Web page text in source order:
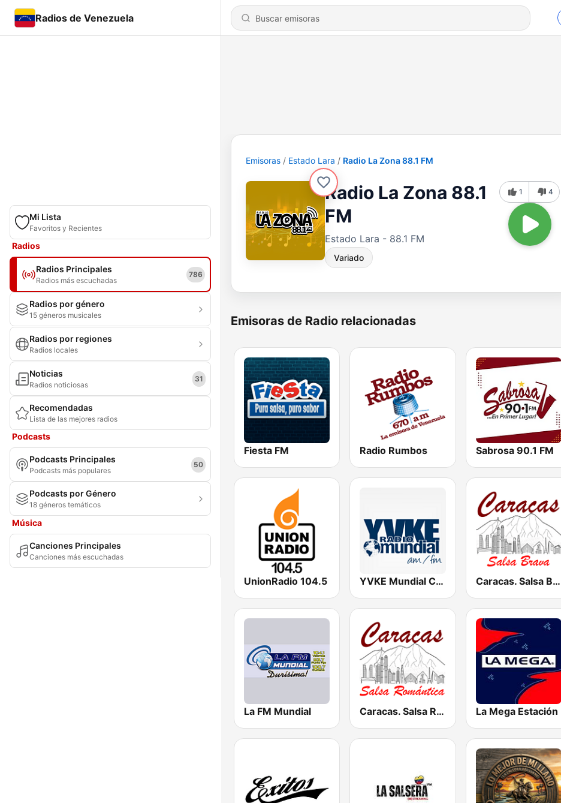
Radios de Venezuela
Mi Lista
Favoritos y Recientes
Radios
Radios Principales
Radios más escuchadas
786
Radios por género
15 géneros musicales
Radios por regiones
Radios locales
Noticias
Radios noticiosas
31
Recomendadas
Lista de las mejores radios
Podcasts
Podcasts Principales
Podcasts más populares
50
Podcasts por Género
18 géneros temáticos
Música
Canciones Principales
Canciones más escuchadas
Emisoras Estado Lara Radio La Zona 88.1 FM
Radio La Zona 88.1
FM
Estado Lara - 88.1 FM
Variado
1 4
Emisoras de Radio relacionadas
Fiesta FM Radio Rumbos Sabrosa 90.1 FM
UnionRadio 104.5 YVKE Mundial Caracas Caracas. Salsa Brava...
La FM Mundial Caracas. Salsa Romántica La Mega Estación